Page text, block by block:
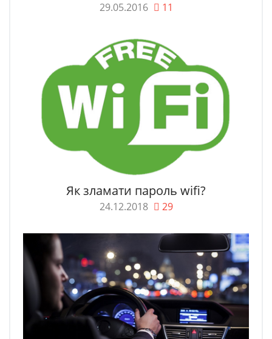
29.05.2016 11
Як зламати пароль wifi?
24.12.2018 29